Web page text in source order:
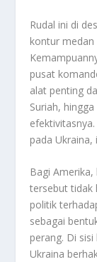
Rudal ini di
kontur medan
pusat
alat penting
Suriah,
pada
Bagi
tersebut tidak
politik
sebagai
perang. Di
Ukraina